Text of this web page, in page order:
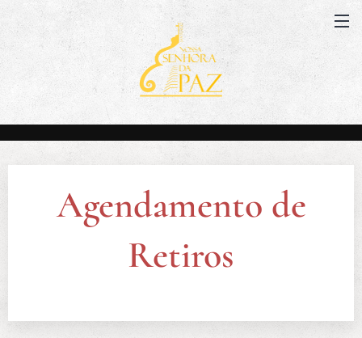
Agendamento de
Retiros